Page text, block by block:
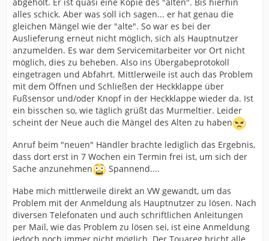
alles schick. Aber was soll ich sagen... er hat genau die
gleichen Mängel wie der "alte". So war es bei der
Auslieferung erneut nicht möglich, sich als Hauptnutzer
anzumelden. Es war dem Servicemitarbeiter vor Ort nicht
möglich, dies zu beheben. Also ins Übergabeprotokoll
eingetragen und Abfahrt. Mittlerweile ist auch das Problem
mit dem Öffnen und Schließen der Heckklappe über
Fußsensor und/oder Knopf in der Heckklappe wieder da. Ist
ein bisschen so, wie täglich grüßt das Murmeltier. Leider
scheint der Neue auch die Mängel des Alten zu haben
Anruf beim "neuen" Händler brachte lediglich das Ergebnis,
dass dort erst in 7 Wochen ein Termin frei ist, um sich der
Sache anzunehmen
Spannend....
Habe mich mittlerweile direkt an VW gewandt, um das
Problem mit der Anmeldung als Hauptnutzer zu lösen. Nach
diversen Telefonaten und auch schriftlichen Anleitungen
per Mail, wie das Problem zu lösen sei, ist eine Anmeldung